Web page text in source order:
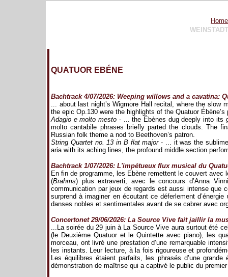
Home
QUATUOR EBÉNE
Bachtrack 4/07/2026: Weeping willows and a cavatina:
... about last night’s Wigmore Hall recital, where the slow
the epic Op.130 were the highlights of the Quatuor Ébène’s
Adagio e molto mesto - ... the Ébènes dug deeply into its
molto cantabile phrases briefly parted the clouds. The
Russian folk theme a nod to Beethoven’s patron.
String Quartet no. 13 in B flat major- ... it was the
aria with its aching lines, the profound middle section
Bachtrack 1/07/2026: L'impétueux flux musical du
En fin de programme, les Ebène remettent le couvert avec
(Brahms) plus extraverti, avec le concours d’Anna
communication par jeux de regards est aussi intense que
surprend à imaginer en écoutant ce déferlement
danses nobles et sentimentales avant de se cabrer avec
Concertonet 29/06/2026: La Source Vive fait jaillir la
...La soirée du 29 juin à La Source Vive aura surtout été
(le Deuxième Quatuor et le Quintette avec piano), les
morceau, ont livré une prestation d’une remarquable
les instants. Leur lecture, à la fois rigoureuse et
Les équilibres étaient parfaits, les phrasés d’une
démonstration de maîtrise qui a captivé le public du